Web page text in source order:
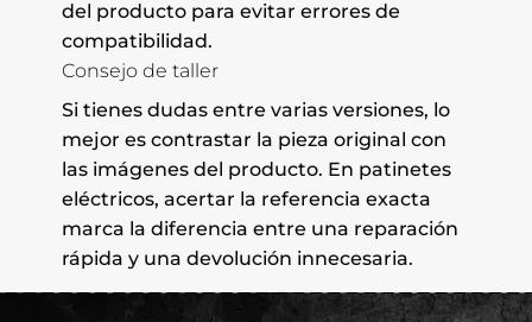
del producto para evitar errores de
compatibilidad.
Consejo de taller
Si tienes dudas entre varias versiones, lo
mejor es contrastar la pieza original con
las imágenes del producto. En patinetes
eléctricos, acertar la referencia exacta
marca la diferencia entre una reparación
rápida y una devolución innecesaria.